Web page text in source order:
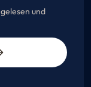
gelesen und